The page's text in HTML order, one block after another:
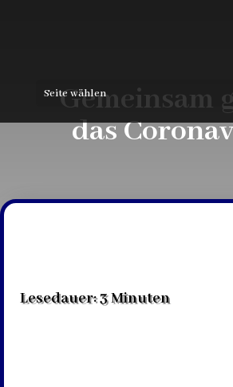
Seite wählen
Gemeinsam
das
Lesedauer:3Minuten